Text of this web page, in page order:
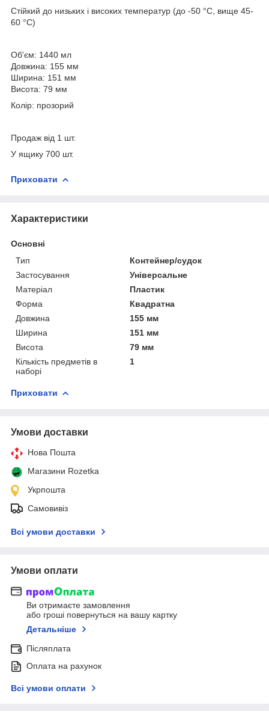
Стійкий до низьких і високих температур (до -50 °C, вище 45-
60 °C)
Об'єм: 1440 мл
Довжина: 155 мм
Ширина: 151 мм
Висота: 79 мм
Колір: прозорий
Продаж від 1 шт.
У ящику 700 шт.
Приховати
Характеристики
Основні
Тип
Контейнер/судок
Застосування
Універсальне
Матеріал
Пластик
Форма
Квадратна
Довжина
155 мм
Ширина
151 мм
Висота
79 мм
Кількість предметів в
наборі
1
Приховати
Умови доставки
Нова Пошта
Магазини Rozetka
Укрпошта
Самовивіз
Всі умови доставки
Умови оплати
Ви отримаєте замовлення
або гроші повернуться на вашу картку
Детальніше
Післяплата
Оплата на рахунок
Всі умови оплати